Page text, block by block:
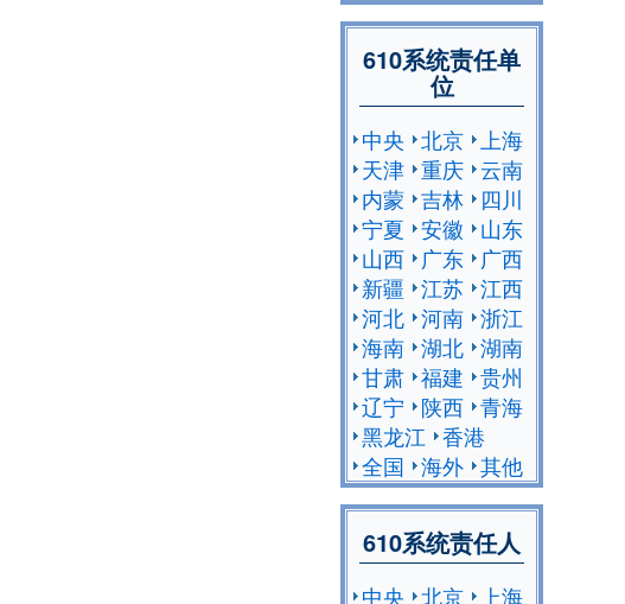
610系统责任单
位
中央 北京
上海
天津 重庆 云南
内蒙 吉林
四川
宁夏 安徽
山东
山西
广东
广西
新疆 江苏 江西
河北 河南 浙江
海南 湖北 湖南
甘肃 福建 贵州
辽宁
陕西 青海
黑龙江 香港
全国 海外 其他
610系统责任人
中央 北京
上海